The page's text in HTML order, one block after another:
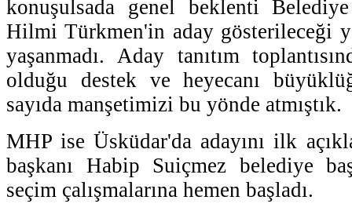
konuşulsada genel beklenti Belediye
Hilmi Türkmen'in aday gösterileceği
yaşanmadı. Aday tanıtım
olduğu destek ve heyecanı
sayıda manşetimizi bu yönde atmıştık.
MHP ise Üsküdar'da adayını ilk
başkanı Habip Suiçmez belediye
seçim çalışmalarına hemen başladı.